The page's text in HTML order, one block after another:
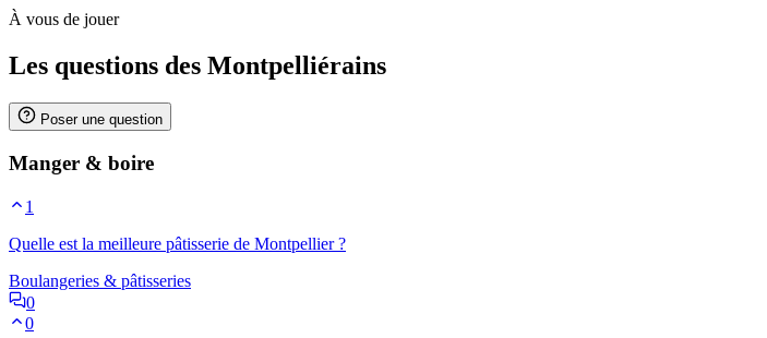
À vous de jouer
Les questions des Montpelliérains
Poser une question
Manger & boire
1
Quelle est la meilleure pâtisserie de Montpellier ?
Boulangeries & pâtisseries
0
0